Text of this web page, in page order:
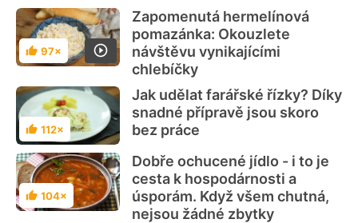
Hodnocení
97×
Zapomenutá hermelínová
pomazánka: Okouzlete
návštěvu vynikajícími
chlebíčky
Hodnocení
112×
Jak udělat farářské řízky? Díky
snadné přípravě jsou skoro
bez práce
Hodnocení
104×
Dobře ochucené jídlo - i to je
cesta k hospodárnosti a
úsporám. Když všem chutná,
nejsou žádné zbytky